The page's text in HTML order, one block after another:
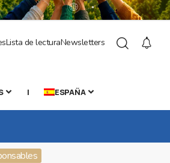
Lista de lecturaNewsletters
| ESPAÑA